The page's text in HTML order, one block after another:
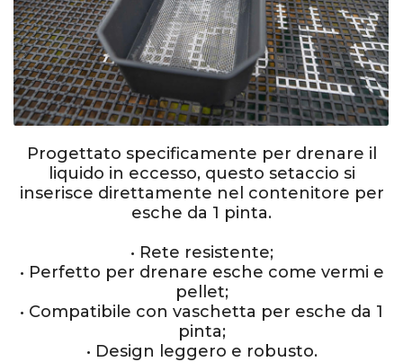
Progettato specificamente per drenare il
liquido in eccesso, questo setaccio si
inserisce direttamente nel contenitore per
esche da 1 pinta.
• Rete resistente;
• Perfetto per drenare esche come vermi e
pellet;
• Compatibile con vaschetta per esche da 1
pinta;
• Design leggero e robusto.